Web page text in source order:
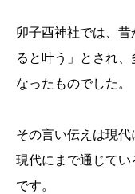
卯子酉神社では、
ると叶う」とされ
なったものでした。
その言い伝えは現
現代にまで通じてい
です。